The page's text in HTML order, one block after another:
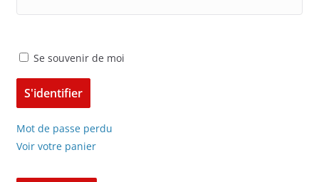
Se souvenir de moi
Mot de passe perdu
Voir votre panier